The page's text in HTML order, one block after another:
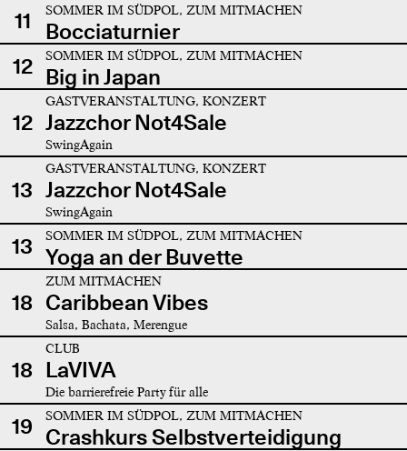
11 SOMMER IM SÜDPOL, ZUM MITMACHEN
Bocciaturnier
12
SOMMER IM SÜDPOL, ZUM MITMACHEN
Big in Japan
12
GASTVERANSTALTUNG, KONZERT
Jazzchor Not4Sale
SwingAgain
13
GASTVERANSTALTUNG, KONZERT
Jazzchor Not4Sale
SwingAgain
13 SOMMER IM SÜDPOL, ZUM MITMACHEN
Yoga an der Buvette
18
ZUM MITMACHEN
Caribbean Vibes
Salsa, Bachata, Merengue
18
CLUB
LaVIVA
Die barrierefreie Party für alle
19 SOMMER IM SÜDPOL, ZUM MITMACHEN
Crashkurs Selbstverteidigung